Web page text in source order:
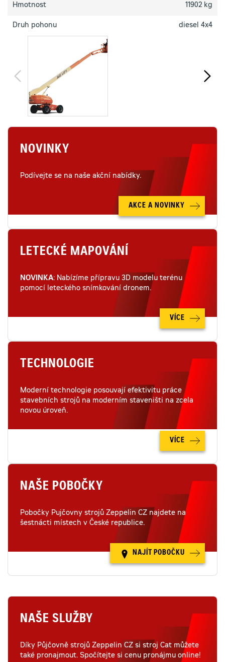
Hmotnost 11902 kg
Druh pohonu diesel 4x4
NOVINKY
Podívejte se na naše akční nabídky.
AKCE A NOVINKY
LETECKÉ MAPOVÁNÍ
NOVINKA: Nabízíme přípravu 3D modelu terénu
pomocí leteckého snímkování dronem.
VÍCE
TECHNOLOGIE
Moderní technologie posouvají efektivitu práce
stavebních strojů na moderním staveništi na zcela
novou úroveň.
VÍCE
NAŠE POBOČKY
Pobočky Pujčovny strojů Zeppelin CZ najdete na
šestnácti místech v České republice.
NAJÍT POBOČKU
NAŠE SLUŽBY
Díky Půjčovně strojů Zeppelin CZ si stroj Cat můžete
také pronajmout. Spočítejte si cenu pronájmu online!